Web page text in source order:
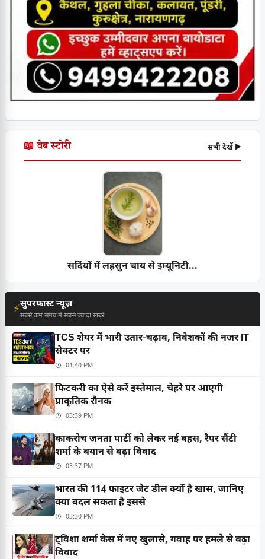
📖 वेब स्टोरी सभी देखें ▶
सर्दियों में लहसुन चाय से इम्यूनिटी...
⚡सुपरफास्ट न्यूज़
सबसे कम समय में सबसे ज्यादा खबरें
TCS शेयर में भारी उतार-चढ़ाव, निवेशकों की नजर IT
सेक्टर पर
01:40 PM
फिटकरी का ऐसे करें इस्तेमाल, चेहरे पर आएगी
प्राकृतिक रौनक
03:39 PM
काकरोच जनता पार्टी को लेकर नई बहस, रैपर सैंटी
शर्मा के बयान से बढ़ा विवाद
03:37 PM
भारत की 114 फाइटर जेट डील क्यों है खास, जानिए
क्या बदल सकता है इससे
03:30 PM
ट्विशा शर्मा केस में नए खुलासे, गवाह पर हमले से बढ़ा
विवाद